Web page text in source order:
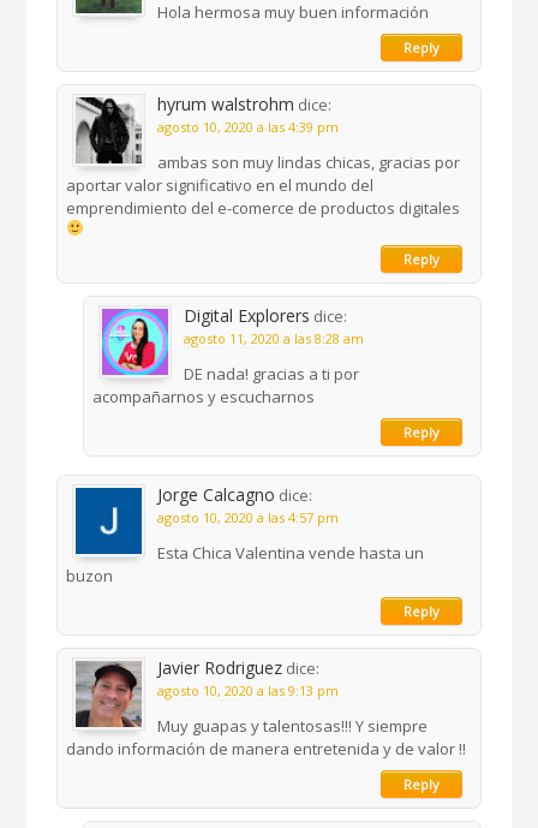
Hola hermosa muy buen información
Reply
hyrum walstrohm dice:
agosto 10, 2020 a las 4:39 pm
ambas son muy lindas chicas, gracias por
aportar valor significativo en el mundo del
emprendimiento del e-comerce de productos digitales
Reply
Digital Explorers dice:
agosto 11, 2020 a las 8:28 am
DE nada! gracias a ti por
acompañarnos y escucharnos
Reply
Jorge Calcagno dice:
agosto 10, 2020 a las 4:57 pm
Esta Chica Valentina vende hasta un
buzon
Reply
Javier Rodriguez dice:
agosto 10, 2020 a las 9:13 pm
Muy guapas y talentosas!!! Y siempre
dando información de manera entretenida y de valor !!
Reply